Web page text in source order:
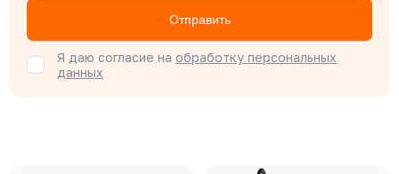
Отправить
Я даю согласие на обработку персональных
данных